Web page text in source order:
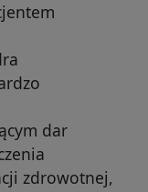
dar
zdrowotnej,